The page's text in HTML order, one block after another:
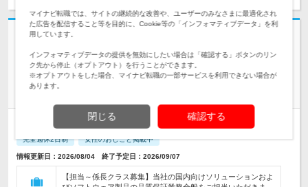
志望動機・自己PR不要
日立チャネルソリューションズ株式会社 | 【導入実績多数！社会インフラ
を支えるやりがい】年間休日126日
【品質保証】尾張旭/担当～係長採用/ソフトウエア品質の保証業
リモートワーク可 転勤なし
完全週休2日制 女性のおしごと掲載中
情報更新日：2026/08/04 終了予定日：2026/09/07
【担当～係長クラス募集】当社の国内向けソリューションおよ
マイナビ転職では、サイトの継続的な改善や、ユーザーのみなさまに最適化され
た広告を配信すること等を目的に、Cookie等の「インフォマティブデータ」を利
用しています。
インフォマティブデータの提供を無効にしたい場合は「確認する」ボタンのリン
ク先から停止（オプトアウト）を行うことができます。
※オプトアウトをした場合、マイナビ転職の一部サービスを利用できない場合が
あります。
閉じる 確認する